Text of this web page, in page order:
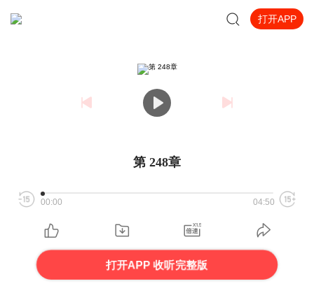
打开APP
第 248章
00:00 04:50
打开APP 收听完整版